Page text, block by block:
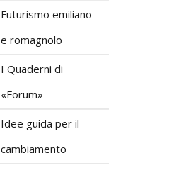
Futurismo emiliano
e romagnolo
I Quaderni di
«Forum»
Idee guida per il
cambiamento